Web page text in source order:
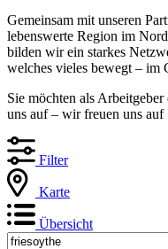
Gemeinsam mit unseren
lebenswerte Region im
bilden wir ein starkes
welches vieles bewegt – im
Sie möchten als
uns auf – wir freuen uns auf
Filter
Karte
Übersicht